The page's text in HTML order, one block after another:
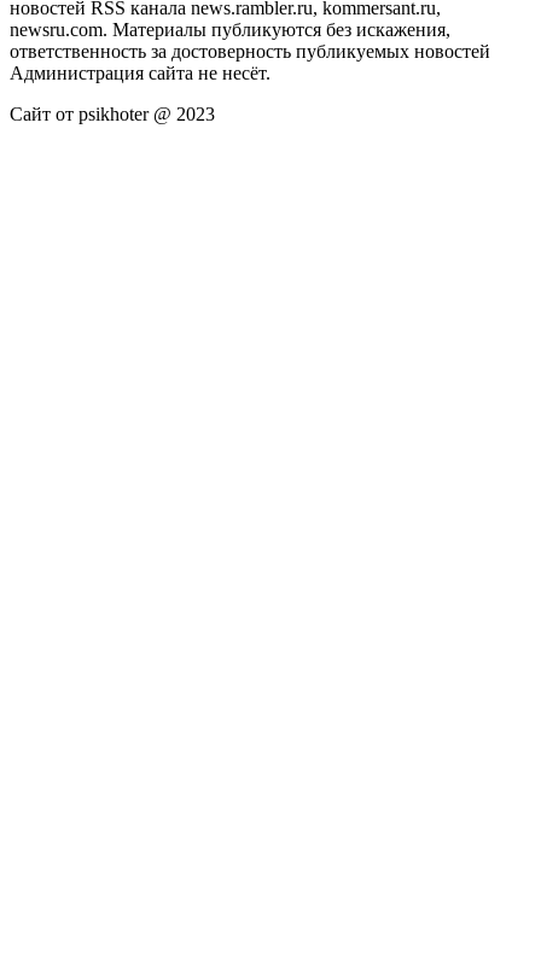
новостей RSS канала news.rambler.ru, kommersant.ru,
newsru.com. Материалы публикуются без искажения,
ответственность за достоверность публикуемых новостей
Администрация сайта не несёт.
Сайт от psikhoter @ 2023